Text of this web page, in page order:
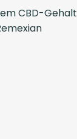
CBD-Gehalt